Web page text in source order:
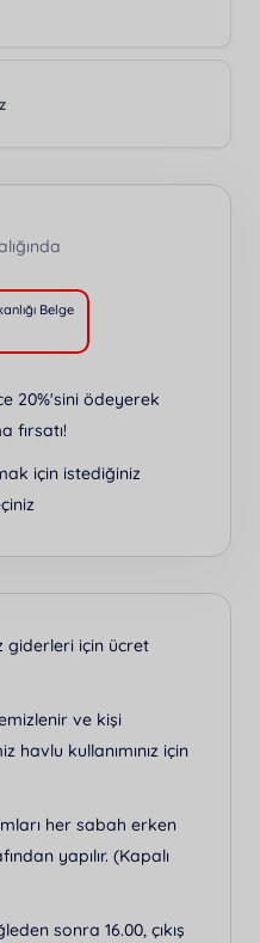
Belge
20%'sini ödeyerek
fırsatı!
için istediğiniz
giderleri için ücret
ve kişi
havlu kullanımınız için
her sabah erken
yapılır. (Kapalı
sonra 16.00, çıkış